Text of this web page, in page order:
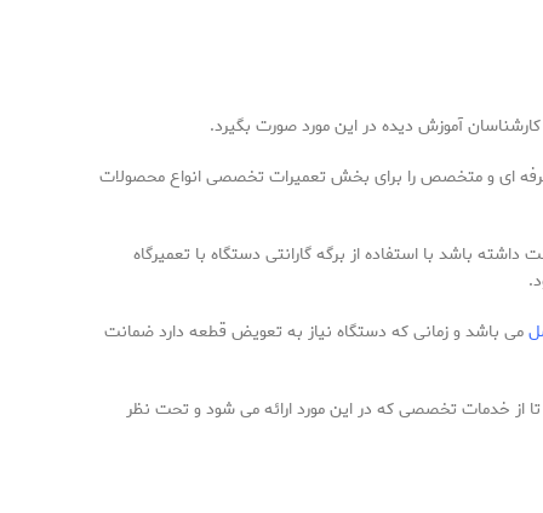
آموزش دیده در این مورد صورت بگیرد.
حرفه ای و متخصص را برای بخش تعمیرات تخصصی انواع محصولات
باشد با استفاده از برگه گارانتی دستگاه با تعمیرگاه
می باشد و زمانی که دستگاه نیاز به تعویض قطعه دارد ضمانت
از خدمات تخصصی که در این مورد ارائه می شود و تحت نظر